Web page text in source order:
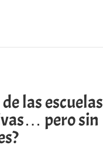
las escuelas
pero sin